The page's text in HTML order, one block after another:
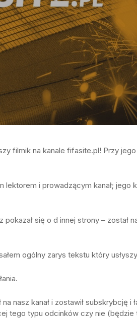
filmik na kanale fifasite.pl! Przy
i prowadzącym kanał; jego
się o d innej strony – został
ogólny zarys tekstu który
nasz kanał i zostawił subskrybcję i
tego typu odcinków czy nie (będzie